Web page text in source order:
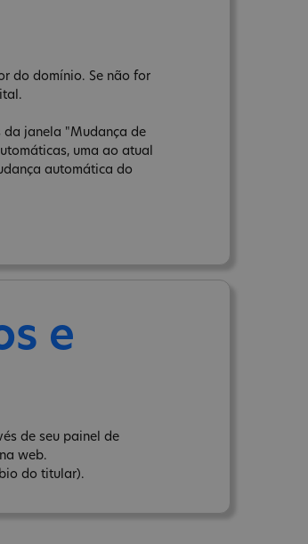
do domínio. Se não for
da janela "Mudança de
uma ao atual
automática do
e
de seu painel de
web.
do titular).